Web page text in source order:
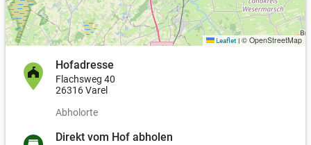
Leaflet © OpenStreetMap
Hofadresse
Flachsweg 40
26316 Varel
Abholorte
Direkt vom Hof abholen